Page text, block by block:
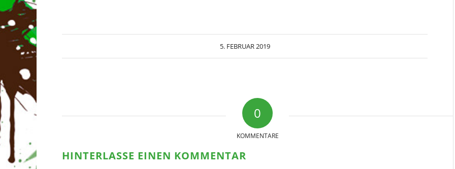
5. FEBRUAR 2019
0
KOMMENTARE
HINTERLASSE EINEN KOMMENTAR